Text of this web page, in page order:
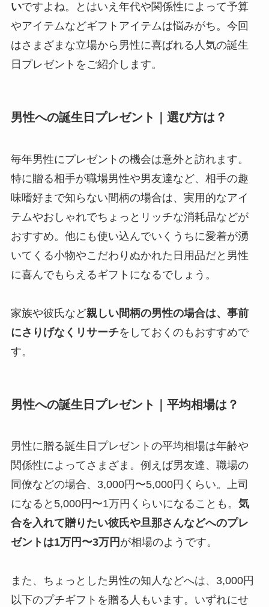
いですよね。とはいえ年代や関係性によって予算
やアイテムなどギフトアイテムは悩みがち。今回
はさまざまな立場から男性に喜ばれる人気の誕生
日プレゼントをご紹介します。
男性への誕生日プレゼント｜選び方は？
毎年男性にプレゼントの機会は意外と訪れます。
特に贈る相手が職場男性や男友達など、相手の趣
味嗜好まで知らない間柄の場合は、実用的なアイ
テムやおしゃれでちょっとリッチな消耗品などが
おすすめ。他にも使い込んでいくうちに愛着が湧
いてくる小物やこだわりぬかれた日用品だと男性
に喜んでもらえるギフトになるでしょう。
家族や彼氏など親しい間柄の男性の場合は、事前
にさりげなくリサーチをしておくのもおすすめで
す。
男性への誕生日プレゼント｜平均相場は？
男性に贈る誕生日プレゼントの平均相場は年齢や
関係性によってさまざま。例えば男友達、職場の
同僚などの場合、3,000円〜5,000円くらい。上司
になると5,000円〜1万円くらいになることも。 気
合を入れて贈りたい彼氏や旦那さんなどへのプレ
ゼントは1万円〜3万円 が相場のようです。
また、ちょっとした男性の知人などへは、3,000円
以下のプチギフトを贈る人もいます。いずれにせ